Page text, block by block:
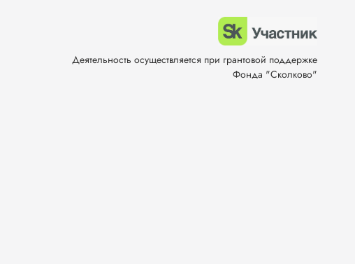
Деятельность осуществляется при грантовой поддержке
Фонда "Сколково"